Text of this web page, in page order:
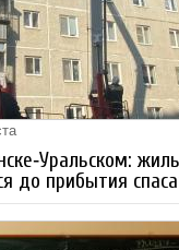
до прибытия